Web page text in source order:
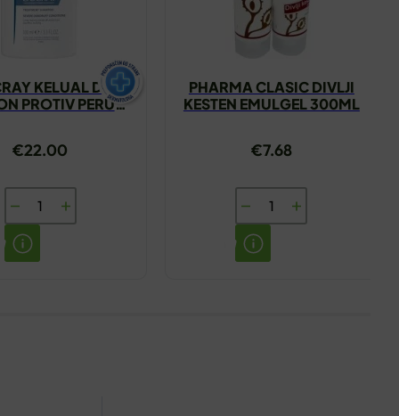
KELUAL DS
PROTIV PERUTI
€22.00
DUCRAY
KELUAL
DS
PHARMA CLASIC DIVLJI
KESTEN EMULGEL 300ML
€7.68
PHARMA
CLASIC
DIVLJI